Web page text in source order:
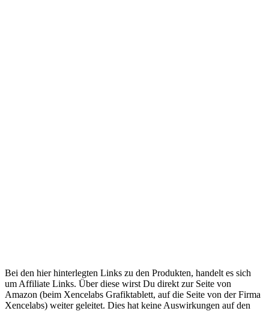
Bei den hier hinterlegten Links zu den Produkten, handelt es sich
um Affiliate Links. Über diese wirst Du direkt zur Seite von
Amazon (beim Xencelabs Grafiktablett, auf die Seite von der Firma
Xencelabs) weiter geleitet. Dies hat keine Auswirkungen auf den